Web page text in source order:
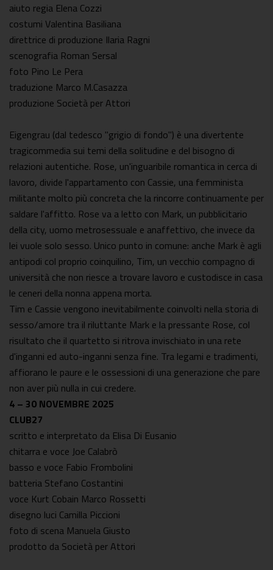
aiuto regia Elena Cozzi
costumi Valentina Basiliana
direttrice di produzione Ilaria Ragni
scenografia Roman Sersal
foto Pino Le Pera
traduzione Marco M.Casazza
produzione Società per Attori
Eigengrau (dal tedesco "grigio di fondo") è una divertente
tragicommedia sui temi della solitudine e del bisogno di
relazioni autentiche. Rose, un'inguaribile romantica in cerca di
lavoro, divide l'appartamento con Cassie, una femminista
militante molto più concreta che la rincorre continuamente per
saldare l'affitto. Rose va a letto con Mark, un pubblicitario
della city, uomo metrosessuale e anaffettivo, che invece da
lei vuole solo sesso. Unico punto in comune: anche Mark è agli
antipodi col proprio coinquilino, Tim, un vecchio compagno di
università che non riesce a trovare lavoro e custodisce in casa
le ceneri della nonna appena morta.
Tim e Cassie vengono inevitabilmente coinvolti nella storia di
sesso/amore tra il riluttante Mark e la pressante Rose, col
risultato che il quartetto si ritrova invischiato in una rete
d'inganni ed auto-inganni senza fine. Tra legami e tradimenti,
affiorano le paure e le ossessioni di una generazione che pare
non aver più nulla in cui credere.
4 – 30 NOVEMBRE 2025
CLUB27
scritto e interpretato da Elisa Di Eusanio
chitarra e voce Joe Calabrò
basso e voce Fabio Frombolini
batteria Stefano Costantini
voce Kurt Cobain Marco Rossetti
disegno luci Camilla Piccioni
foto di scena Manuela Giusto
prodotto da Società per Attori